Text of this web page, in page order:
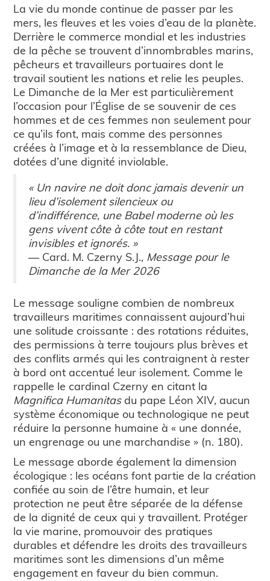
La vie du monde continue de passer par les
mers, les fleuves et les voies d’eau de la planète.
Derrière le commerce mondial et les industries
de la pêche se trouvent d’innombrables marins,
pêcheurs et travailleurs portuaires dont le
travail soutient les nations et relie les peuples.
Le Dimanche de la Mer est particulièrement
l’occasion pour l’Église de se souvenir de ces
hommes et de ces femmes non seulement pour
ce qu’ils font, mais comme des personnes
créées à l’image et à la ressemblance de Dieu,
dotées d’une dignité inviolable.
« Un navire ne doit donc jamais devenir un
lieu d’isolement silencieux ou
d’indifférence, une Babel moderne où les
gens vivent côte à côte tout en restant
invisibles et ignorés. »
— Card. M. Czerny S.J., Message pour le
Dimanche de la Mer 2026
Le message souligne combien de nombreux
travailleurs maritimes connaissent aujourd’hui
une solitude croissante : des rotations réduites,
des permissions à terre toujours plus brèves et
des conflits armés qui les contraignent à rester
à bord ont accentué leur isolement. Comme le
rappelle le cardinal Czerny en citant la
Magnifica Humanitasdu pape Léon XIV, aucun
système économique ou technologique ne peut
réduire la personne humaine à « une donnée,
un engrenage ou une marchandise » (n. 180).
Le message aborde également la dimension
écologique : les océans font partie de la création
confiée au soin de l’être humain, et leur
protection ne peut être séparée de la défense
de la dignité de ceux qui y travaillent. Protéger
la vie marine, promouvoir des pratiques
durables et défendre les droits des travailleurs
maritimes sont les dimensions d’un même
engagement en faveur du bien commun.